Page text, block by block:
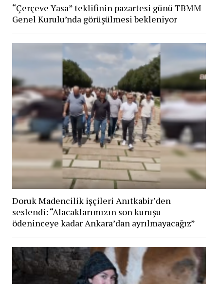
“Çerçeve Yasa” teklifinin pazartesi günü TBMM
Genel Kurulu’nda görüşülmesi bekleniyor
Doruk Madencilik işçileri Anıtkabir’den
seslendi: “Alacaklarımızın son kuruşu
ödeninceye kadar Ankara’dan ayrılmayacağız”